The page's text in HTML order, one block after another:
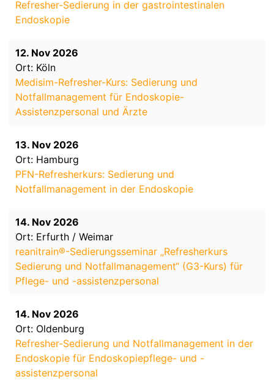
Refresher-Sedierung in der gastrointestinalen
Endoskopie
12. Nov 2026
Ort: Köln
Medisim-Refresher-Kurs: Sedierung und
Notfallmanagement für Endoskopie-
Assistenzpersonal und Ärzte
13. Nov 2026
Ort: Hamburg
PFN-Refresherkurs: Sedierung und
Notfallmanagement in der Endoskopie
14. Nov 2026
Ort: Erfurth / Weimar
reanitrain®-Sedierungsseminar „Refresherkurs
Sedierung und Notfallmanagement“ (G3-Kurs) für
Pflege- und -assistenzpersonal
14. Nov 2026
Ort: Oldenburg
Refresher-Sedierung und Notfallmanagement in der
Endoskopie für Endoskopiepflege- und -
assistenzpersonal